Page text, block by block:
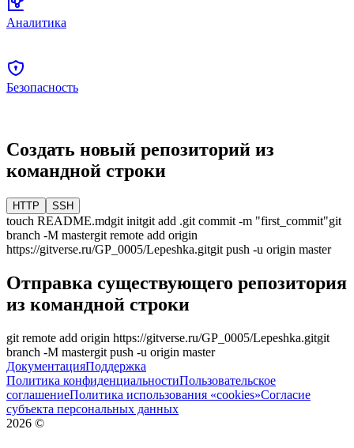
Аналитика
Безопасность
Создать новый репозиторий из
командной строки
HTTP SSH
touch README.mdgit initgit add .git commit -m "first_commit"git
branch -M mastergit remote add origin
https://gitverse.ru/GP_0005/Lepeshka.gitgit push -u origin master
Отправка существующего репозитория
из командной строки
git remote add origin https://gitverse.ru/GP_0005/Lepeshka.gitgit
branch -M mastergit push -u origin master
ДокументацияПоддержка
Политика конфиденциальностиПользовательское
соглашениеПолитика использования «cookies»Согласие
субъекта персональных данных
2026 ©